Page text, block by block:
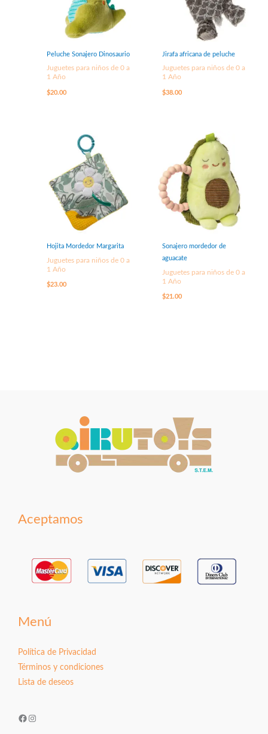
Peluche Sonajero Dinosaurio
Juguetes para niños de 0 a
1 Año
$20.00
Jirafa africana de peluche
Juguetes para niños de 0 a
1 Año
$38.00
Hojita Mordedor Margarita
Juguetes para niños de 0 a
1 Año
$23.00
Sonajero mordedor de
aguacate
Juguetes para niños de 0 a
1 Año
$21.00
Aceptamos
Menú
Política de Privacidad
Términos y condiciones
Lista de deseos
Facebook
Instagram